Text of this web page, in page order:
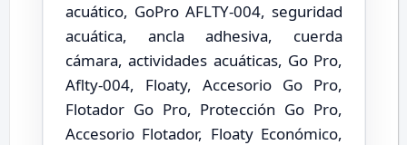
acuático, GoPro AFLTY-004, seguridad
acuática, ancla adhesiva, cuerda
cámara, actividades acuáticas, Go Pro,
Aflty-004, Floaty, Accesorio Go Pro,
Flotador Go Pro, Protección Go Pro,
Accesorio Flotador, Floaty Económico,